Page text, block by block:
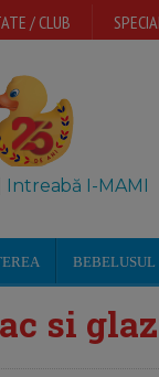
/ CLUB
Intreabă I-MAMI
BEBELUSUL
si